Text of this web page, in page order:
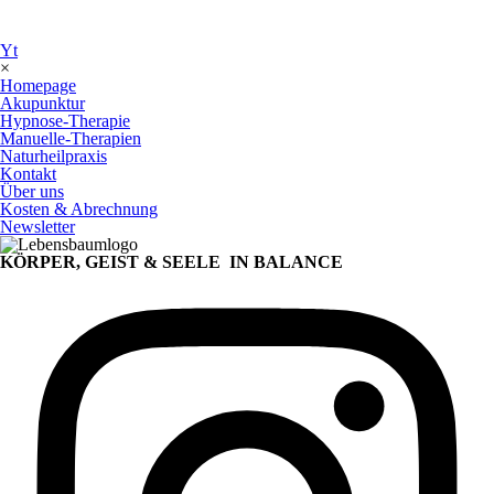
Yt
×
Homepage
Akupunktur
Hypnose-Therapie
Manuelle-Therapien
Naturheilpraxis
Kontakt
Über uns
Kosten & Abrechnung
Newsletter
KÖRPER, GEIST & SEELE IN BALANCE